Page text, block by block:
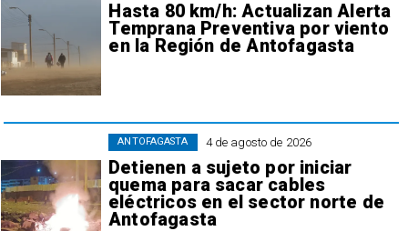
Hasta 80 km/h: Actualizan Alerta
Temprana Preventiva por viento
en la Región de Antofagasta
4 de agosto de 2026
Detienen a sujeto por iniciar
quema para sacar cables
eléctricos en el sector norte de
Antofagasta
ANTOFAGASTA